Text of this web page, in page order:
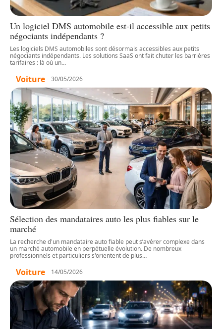
Un logiciel DMS automobile est-il accessible aux petits
négociants indépendants ?
Les logiciels DMS automobiles sont désormais accessibles aux petits
négociants indépendants. Les solutions SaaS ont fait chuter les barrières
tarifaires : là où un…
Voiture 30/05/2026
Sélection des mandataires auto les plus fiables sur le
marché
La recherche d'un mandataire auto fiable peut s’avérer complexe dans
un marché automobile en perpétuelle évolution. De nombreux
professionnels et particuliers s'orientent de plus…
Voiture 14/05/2026